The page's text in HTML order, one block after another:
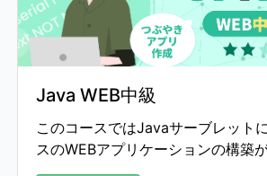
Java WEB中級
このコースではJavaサーブレット
スのWEBアプリケーションの構築が